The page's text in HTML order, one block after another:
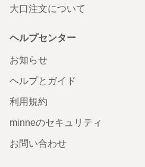
大口注文について
ヘルプセンター
お知らせ
ヘルプとガイド
利用規約
minneのセキュリティ
お問い合わせ